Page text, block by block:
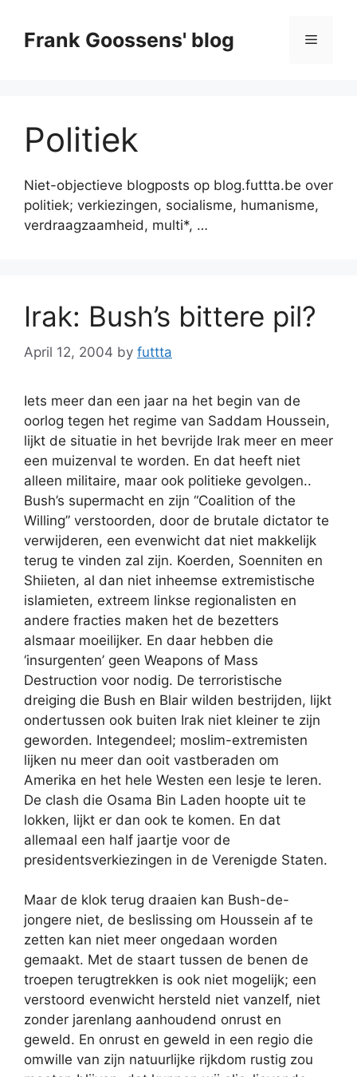
contentFrank Goossens' blog Menu
Politiek
Niet-objectieve blogposts op blog.futtta.be over
politiek; verkiezingen, socialisme, humanisme,
verdraagzaamheid, multi*, …
Irak: Bush’s bittere pil?
April 12, 2004 by futtta
Iets meer dan een jaar na het begin van de
oorlog tegen het regime van Saddam Houssein,
lijkt de situatie in het bevrijde Irak meer en meer
een muizenval te worden. En dat heeft niet
alleen militaire, maar ook politieke gevolgen..
Bush’s supermacht en zijn “Coalition of the
Willing” verstoorden, door de brutale dictator te
verwijderen, een evenwicht dat niet makkelijk
terug te vinden zal zijn. Koerden, Soenniten en
Shiieten, al dan niet inheemse extremistische
islamieten, extreem linkse regionalisten en
andere fracties maken het de bezetters
alsmaar moeilijker. En daar hebben die
‘insurgenten’ geen Weapons of Mass
Destruction voor nodig. De terroristische
dreiging die Bush en Blair wilden bestrijden, lijkt
ondertussen ook buiten Irak niet kleiner te zijn
geworden. Integendeel; moslim-extremisten
lijken nu meer dan ooit vastberaden om
Amerika en het hele Westen een lesje te leren.
De clash die Osama Bin Laden hoopte uit te
lokken, lijkt er dan ook te komen. En dat
allemaal een half jaartje voor de
presidentsverkiezingen in de Verenigde Staten.
Maar de klok terug draaien kan Bush-de-
jongere niet, de beslissing om Houssein af te
zetten kan niet meer ongedaan worden
gemaakt. Met de staart tussen de benen de
troepen terugtrekken is ook niet mogelijk; een
verstoord evenwicht hersteld niet vanzelf, niet
zonder jarenlang aanhoudend onrust en
geweld. En onrust en geweld in een regio die
omwille van zijn natuurlijke rijkdom rustig zou